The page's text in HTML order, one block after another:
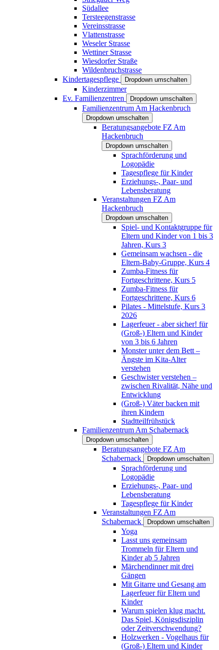
Südallee
Tersteegenstrasse
Vereinsstrasse
Vlattenstrasse
Weseler Strasse
Wettiner Strasse
Wiesdorfer Straße
Wildenbruchstrasse
Kindertagespflege
Dropdown umschalten
Kinderzimmer
Ev. Familienzentren
Dropdown umschalten
Familienzentrum Am Hackenbruch
Dropdown umschalten
Beratungsangebote FZ Am
Hackenbruch
Dropdown umschalten
Sprachförderung und
Logopädie
Tagespflege für Kinder
Erziehungs-, Paar- und
Lebensberatung
Veranstaltungen FZ Am
Hackenbruch
Dropdown umschalten
Spiel- und Kontaktgruppe für
Eltern und Kinder von 1 bis 3
Jahren, Kurs 3
Gemeinsam wachsen - die
Eltern-Baby-Gruppe, Kurs 4
Zumba-Fitness für
Fortgeschrittene, Kurs 5
Zumba-Fitness für
Fortgeschrittene, Kurs 6
Pilates - Mittelstufe, Kurs 3
2026
Lagerfeuer - aber sicher! für
(Groß-) Eltern und Kinder
von 3 bis 6 Jahren
Monster unter dem Bett –
Ängste im Kita-Alter
verstehen
Geschwister verstehen –
zwischen Rivalität, Nähe und
Entwicklung
(Groß-) Väter backen mit
ihren Kindern
Stadtteilfrühstück
Familienzentrum Am Schabernack
Dropdown umschalten
Beratungsangebote FZ Am
Schabernack
Dropdown umschalten
Sprachförderung und
Logopädie
Erziehungs-, Paar- und
Lebensberatung
Tagespflege für Kinder
Veranstaltungen FZ Am
Schabernack
Dropdown umschalten
Yoga
Lasst uns gemeinsam
Trommeln für Eltern und
Kinder ab 5 Jahren
Märchendinner mit drei
Gängen
Mit Gitarre und Gesang am
Lagerfeuer für Eltern und
Kinder
Warum spielen klug macht.
Das Spiel, Königsdisziplin
oder Zeitverschwendung?
Holzwerken - Vogelhaus für
(Groß-) Eltern und Kinder